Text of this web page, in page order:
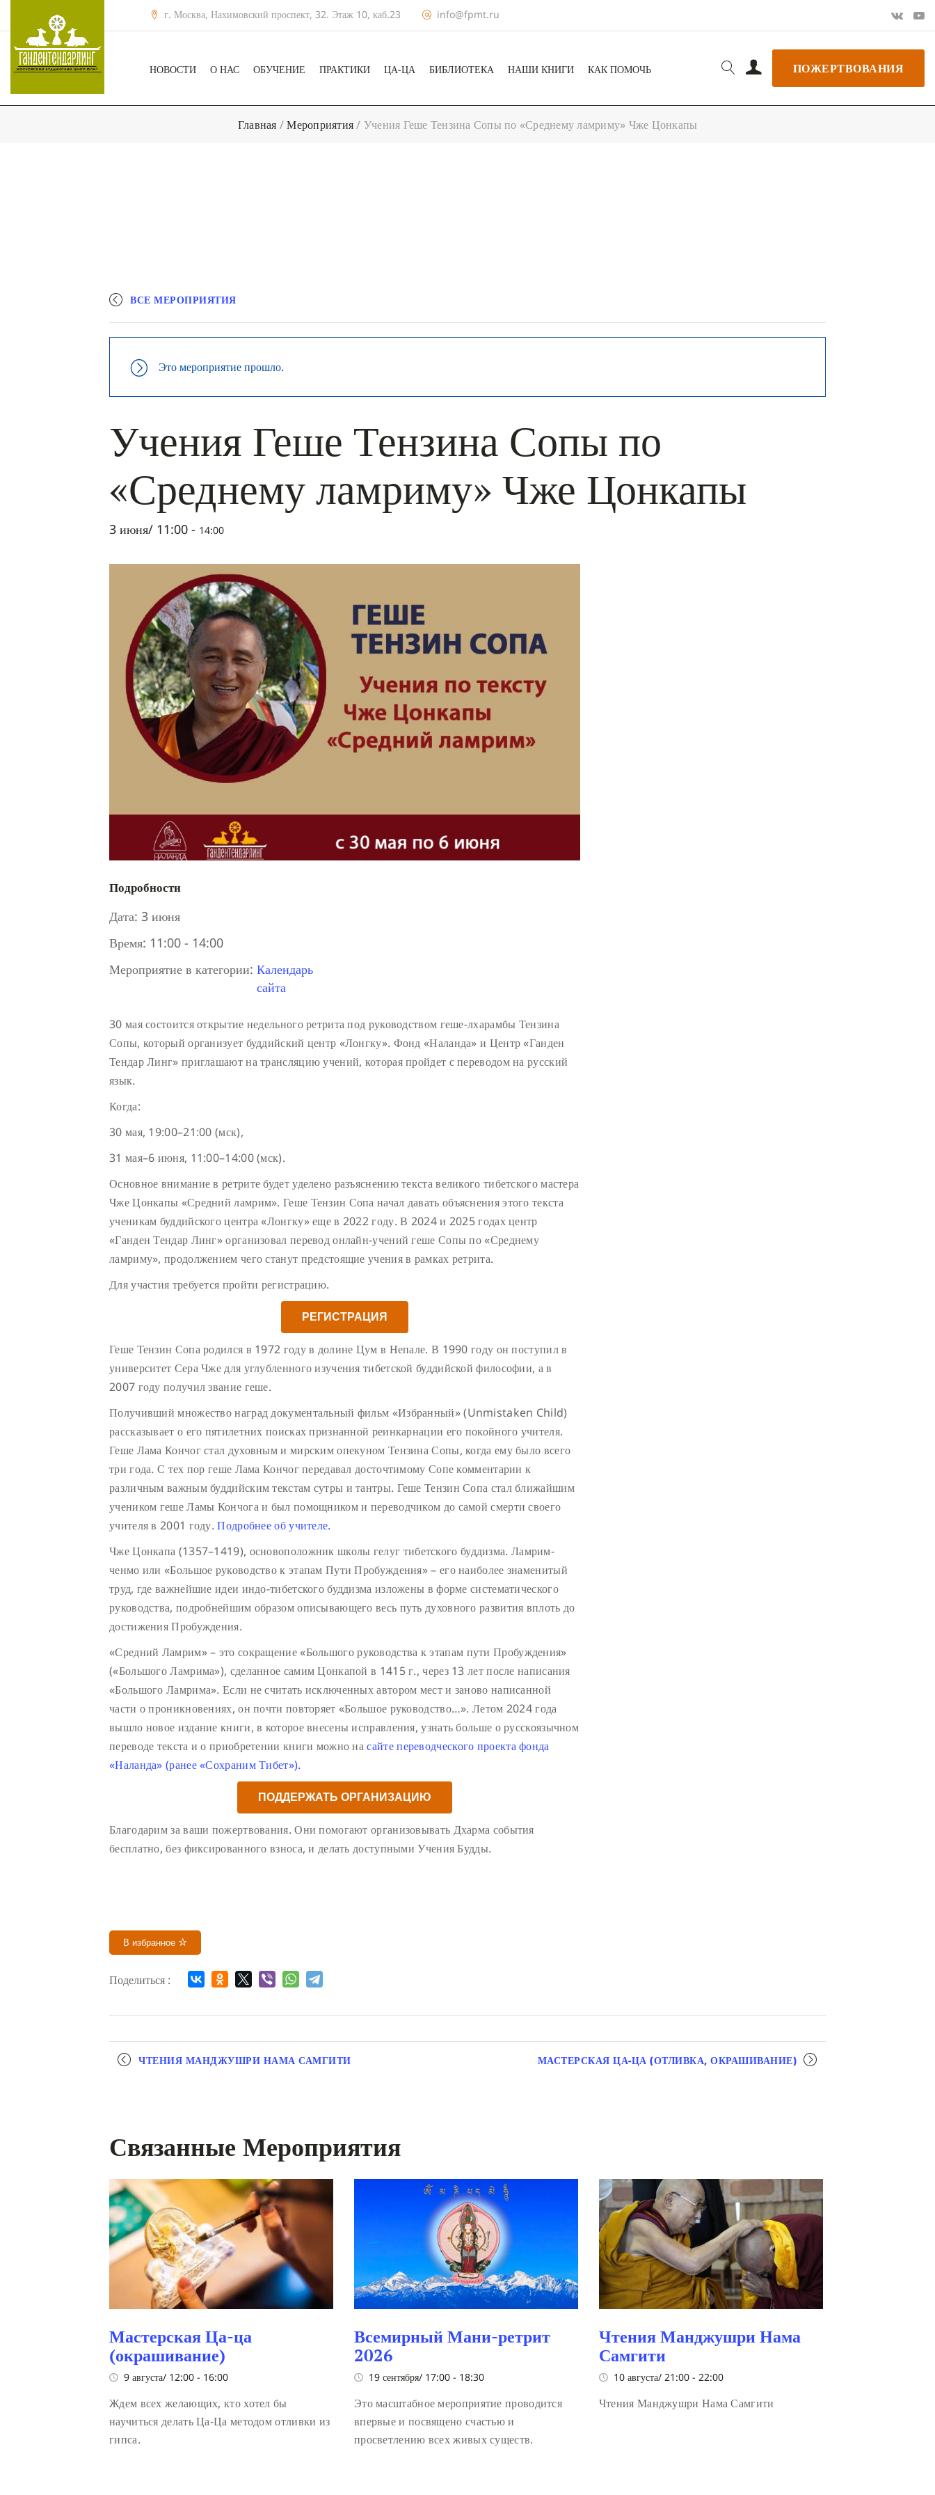
г. Москва, Нахимовский проспект, 32. Этаж 10, каб.23 info@fpmt.ru
НОВОСТИ О НАС ОБУЧЕНИЕ ПРАКТИКИ ЦА-ЦА БИБЛИОТЕКА НАШИ КНИГИ КАК ПОМОЧЬ ПОЖЕРТВОВАНИЯ
Главная /Мероприятия/ Учения Геше Тензина Сопы по «Среднему ламриму» Чже Цонкапы
ВСЕ МЕРОПРИЯТИЯ
Это мероприятие прошло.
Учения Геше Тензина Сопы по
«Среднему ламриму» Чже Цонкапы
3 июня/ 11:00 - 14:00
Подробности
Дата: 3 июня
Время: 11:00 - 14:00
Мероприятие в категории: Календарь
сайта
30 мая состоится открытие недельного ретрита под руководством геше-лхарамбы Тензина
Сопы, который организует буддийский центр «Лонгку». Фонд «Наланда» и Центр «Ганден
Тендар Линг» приглашают на трансляцию учений, которая пройдет с переводом на русский
язык.
Когда:
30 мая, 19:00–21:00 (мск),
31 мая–6 июня, 11:00–14:00 (мск).
Основное внимание в ретрите будет уделено разъяснению текста великого тибетского мастера
Чже Цонкапы «Средний ламрим». Геше Тензин Сопа начал давать объяснения этого текста
ученикам буддийского центра «Лонгку» еще в 2022 году. В 2024 и 2025 годах центр
«Ганден Тендар Линг» организовал перевод онлайн-учений геше Сопы по «Среднему
ламриму», продолжением чего станут предстоящие учения в рамках ретрита.
Для участия требуется пройти регистрацию.
РЕГИСТРАЦИЯ
Геше Тензин Сопа родился в 1972 году в долине Цум в Непале. В 1990 году он поступил в
университет Сера Чже для углубленного изучения тибетской буддийской философии, а в
2007 году получил звание геше.
Получивший множество наград документальный фильм «Избранный» (Unmistaken Child)
рассказывает о его пятилетних поисках признанной реинкарнации его покойного учителя.
Геше Лама Кончог стал духовным и мирским опекуном Тензина Сопы, когда ему было всего
три года. С тех пор геше Лама Кончог передавал досточтимому Сопе комментарии к
различным важным буддийским текстам сутры и тантры. Геше Тензин Сопа стал ближайшим
учеником геше Ламы Кончога и был помощником и переводчиком до самой смерти своего
учителя в 2001 году.Подробнее об учителе.
Чже Цонкапа (1357–1419), основоположник школы гелуг тибетского буддизма. Ламрим-
ченмо или «Большое руководство к этапам Пути Пробуждения» – его наиболее знаменитый
труд, где важнейшие идеи индо-тибетского буддизма изложены в форме систематического
руководства, подробнейшим образом описывающего весь путь духовного развития вплоть до
достижения Пробуждения.
«Средний Ламрим»– это сокращение «Большого руководства к этапам пути Пробуждения»
(«Большого Ламрима»), сделанное самим Цонкапой в 1415 г., через 13 лет после написания
«Большого Ламрима». Если не считать исключенных автором мест и заново написанной
части о проникновениях, он почти повторяет «Большое руководство…». Летом 2024 года
вышло новое издание книги, в которое внесены исправления, узнать больше о русскоязычном
переводе текста и о приобретении книги можно насайте переводческого проекта фонда
«Наланда» (ранее «Сохраним Тибет»).
ПОДДЕРЖАТЬ ОРГАНИЗАЦИЮ
Благодарим за ваши пожертвования. Они помогают организовывать Дхарма события
бесплатно, без фиксированного взноса, и делать доступными Учения Будды.
В избранное
Поделиться :
Мероприятие
ЧТЕНИЯ МАНДЖУШРИ НАМА САМГИТИ МАСТЕРСКАЯ ЦА-ЦА (ОТЛИВКА, ОКРАШИВАНИЕ)
Связанные Мероприятия
Мастерская Ца-ца
(окрашивание)
9 августа/ 12:00 - 16:00
Ждем всех желающих, кто хотел бы
научиться делать Ца-Ца методом отливки из
гипса.
Всемирный Мани-ретрит
2026
19 сентября/ 17:00- 18:30
Это масштабное мероприятие проводится
впервые и посвящено счастью и
просветлению всех живых существ.
Чтения Манджушри Нама
Самгити
10 августа/ 21:00- 22:00
Чтения Манджушри Нама Самгити